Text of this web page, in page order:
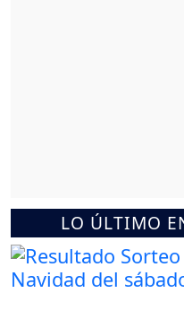
LO ÚLTIMO